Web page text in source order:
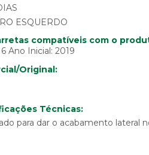
ESQUERDO
compatíveis com o
Ano Inicial: 2019
Original:
Técnicas:
para dar o acabamento lateral